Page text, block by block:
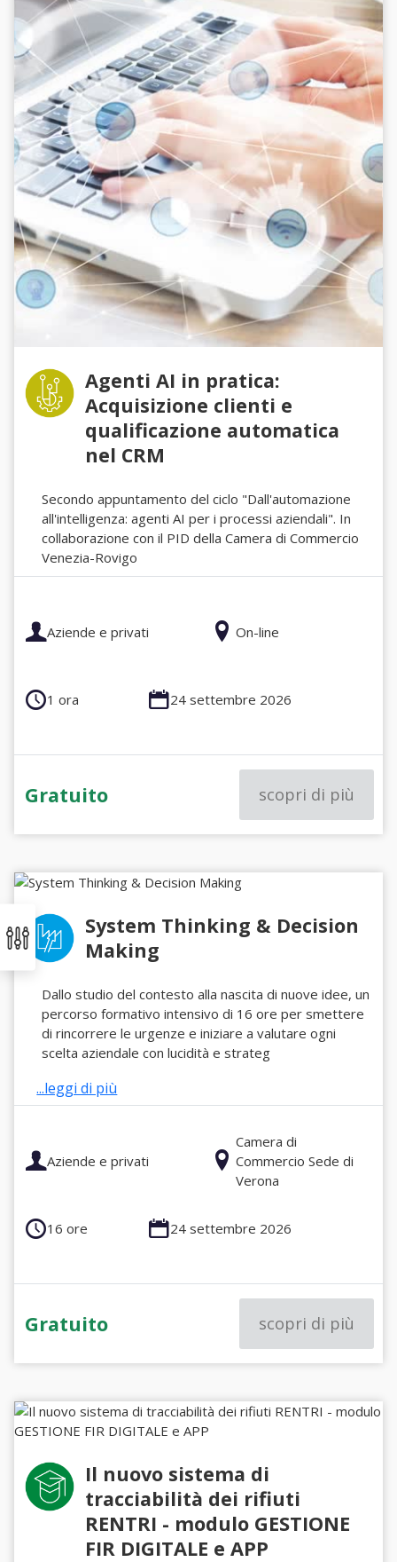
Agenti AI in pratica:
Acquisizione clienti e
qualificazione automatica
nel CRM
Secondo appuntamento del ciclo "Dall'automazione
all'intelligenza: agenti AI per i processi aziendali". In
collaborazione con il PID della Camera di Commercio
Venezia-Rovigo
Aziende e privati On-line
1 ora 24 settembre 2026
Gratuito scopri di più
System Thinking & Decision
Making
Dallo studio del contesto alla nascita di nuove idee, un
percorso formativo intensivo di 16 ore per smettere
di rincorrere le urgenze e iniziare a valutare ogni
scelta aziendale con lucidità e strateg
...leggi di più
Aziende e privati
Camera di
Commercio Sede di
Verona
16 ore 24 settembre 2026
Gratuito scopri di più
Il nuovo sistema di
tracciabilità dei rifiuti
RENTRI - modulo GESTIONE
FIR DIGITALE e APP